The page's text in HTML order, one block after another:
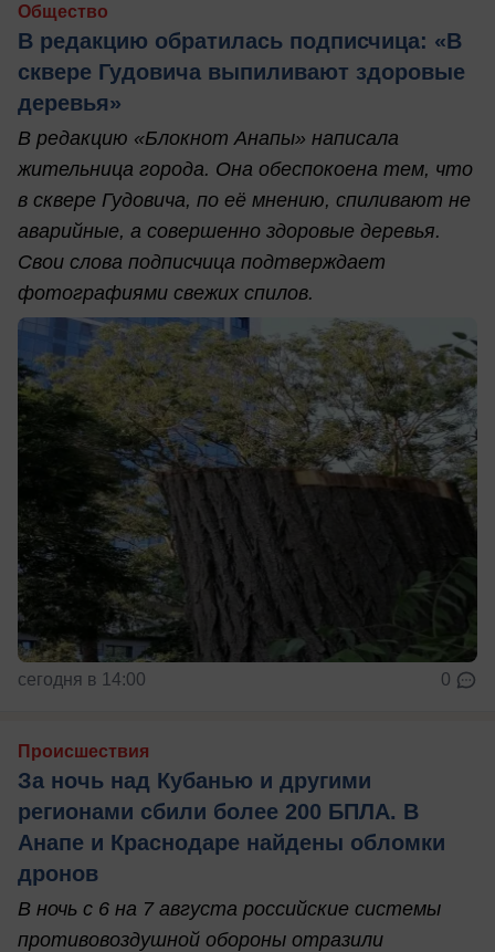
Общество
В редакцию обратилась подписчица: «В
сквере Гудовича выпиливают здоровые
деревья»
В редакцию «Блокнот Анапы» написала
жительница города. Она обеспокоена тем, что
в сквере Гудовича, по её мнению, спиливают не
аварийные, а совершенно здоровые деревья.
Свои слова подписчица подтверждает
фотографиями свежих спилов.
сегодня в 14:00 0
Происшествия
За ночь над Кубанью и другими
регионами сбили более 200 БПЛА. В
Анапе и Краснодаре найдены обломки
дронов
В ночь с 6 на 7 августа российские системы
противовоздушной обороны отразили